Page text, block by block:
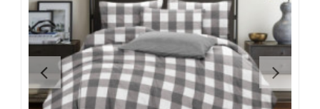
Previous